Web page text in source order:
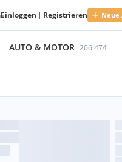
Einloggen | Registrieren Neue
AUTO & MOTOR 206.474